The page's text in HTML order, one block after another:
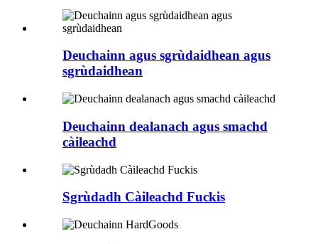
Deuchainn agus sgrùdaidhean agus
sgrùdaidhean
Deuchainn dealanach agus smachd
càileachd
Sgrùdadh Càileachd Fuckis